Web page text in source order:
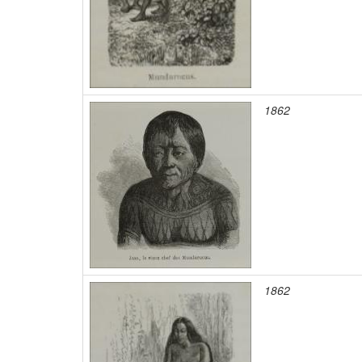
1862
1862